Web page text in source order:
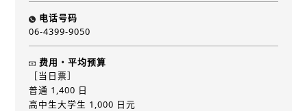
电话号码
06-4399-9050
费用・平均预算
［当日票］
普通 1,400 日
高中生大学生 1,000 日元